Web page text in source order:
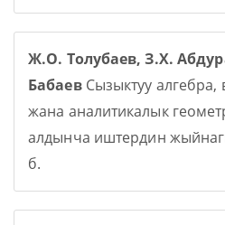
Ж.О. Толубаев, З.Х.
БабаевСызыктуу алгебра,
жана аналитикалык
алдынча иштердин
б.